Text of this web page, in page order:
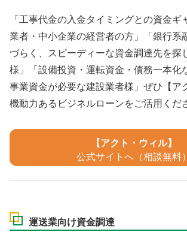
「工事代金の入金タイミングとの資金ギ
業者・中小企業の経営者の方」「銀行系
づらく、スピーディーな資金調達先を探
様」「設備投資・運転資金・債務一本化
事業資金が必要な建設業者様」ぜひ【ア
機動力あるビジネルローンをご活用くだ
【アクト・ウィル】
公式サイトへ（相談無料）
運送業向け資金調達